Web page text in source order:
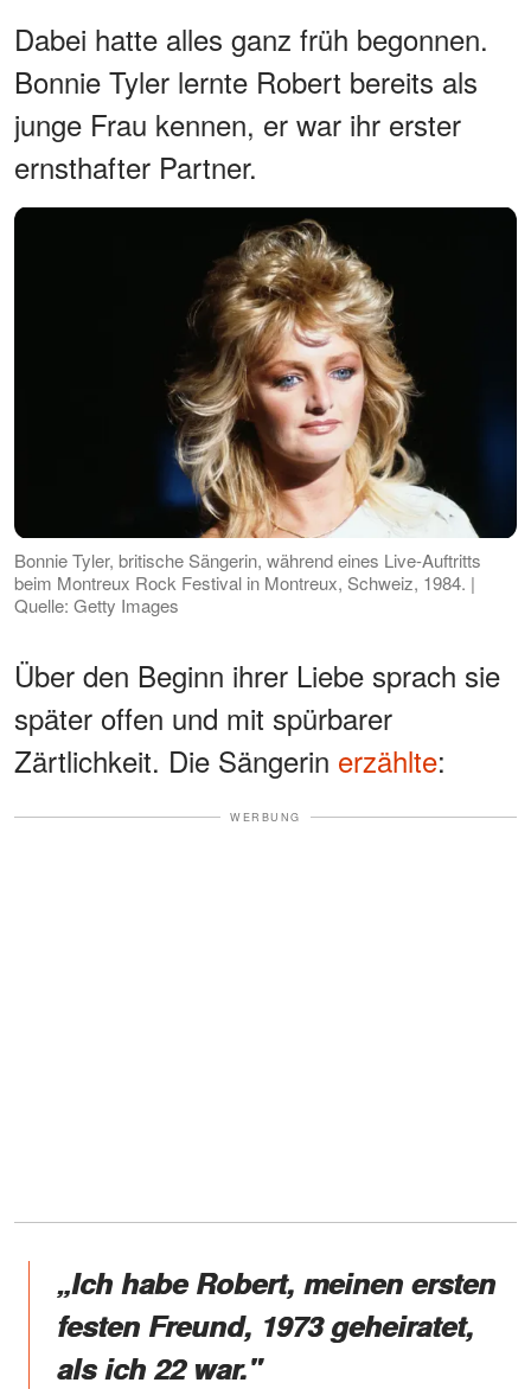
Dabei hatte alles ganz früh begonnen.
Bonnie Tyler lernte Robert bereits als
junge Frau kennen, er war ihr erster
ernsthafter Partner.
Bonnie Tyler, britische Sängerin, während eines Live-Auftritts
beim Montreux Rock Festival in Montreux, Schweiz, 1984. |
Quelle: Getty Images
Über den Beginn ihrer Liebe sprach sie
später offen und mit spürbarer
Zärtlichkeit. Die Sängerin erzählte:
WERBUNG
„Ich habe Robert, meinen ersten
festen Freund, 1973 geheiratet,
als ich 22 war."